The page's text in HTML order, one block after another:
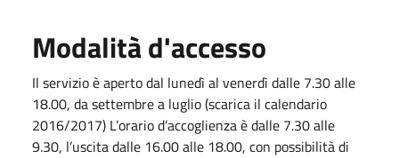
Modalità d'accesso
Il servizio è aperto dal lunedì al venerdì dalle 7.30 alle
18.00, da settembre a luglio (scarica il calendario
2016/2017) L’orario d’accoglienza è dalle 7.30 alle
9.30, l’uscita dalle 16.00 alle 18.00, con possibilità di